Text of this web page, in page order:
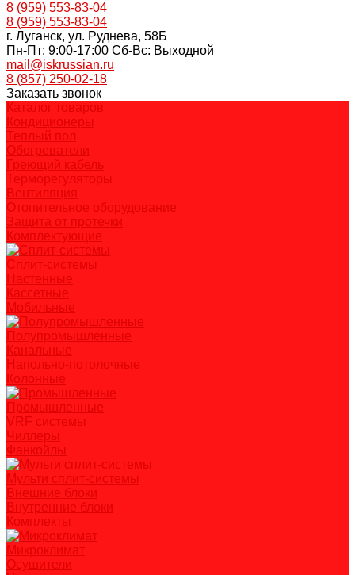
8 (959) 553-83-04
8 (959) 553-83-04
г. Луганск, ул. Руднева, 58Б
Пн-Пт: 9:00-17:00 Cб-Вс: Выходной
mail@iskrussian.ru
8 (857) 250-02-18
Заказать звонок
Каталог товаров
Кондиционеры
Теплый пол
Обогреватели
Греющий кабель
Терморегуляторы
Вентиляция
Отопительное оборудование
Защита от протечки
Комплектующие
Сплит-системы
Настенные
Кассетные
Мобильные
Полупромышленные
Канальные
Напольно-потолочные
Колонные
Промышленные
VRF системы
Чиллеры
Фанкойлы
Мульти сплит-системы
Внешние блоки
Внутренние блоки
Комплекты
Микроклимат
Осушители